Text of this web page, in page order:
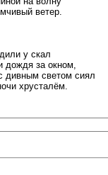
ветер.
у скал
дождя за окном,
дивным светом сиял
хрусталём.